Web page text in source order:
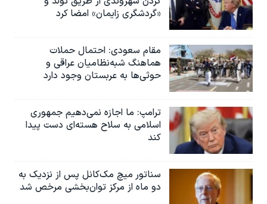
نرگس محمدی برنده جایزه نوبل صلح
همایش محافظه‌کاران آمریکا «سی‌پک»
صفحه‌های ویژه
سفر پرزیدنت ترامپ به چین
«گردشگری زایمان» امضا کرد
مقام سعودی: احتمال حملات
هماهنگ شبه‌نظامیان عراقی و
حوثی‌ها به عربستان وجود دارد
ترامپ: ما اجازه نمی‌دهیم جمهوری
اسلامی به سلاح هسته‌ای دست پیدا
کند
سناتور میچ مک‌کانل پس از نزدیک به
دو ماه از مرکز توان‌بخشی مرخص شد